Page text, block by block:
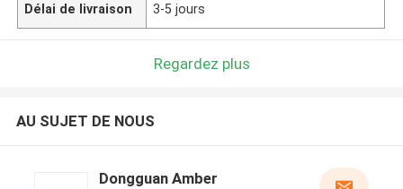
Délai de livraison 3-5 jours
Regardez plus
AU SUJET DE NOUS
Dongguan Amber